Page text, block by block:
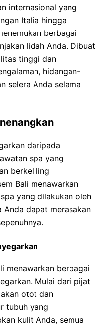
internasional yang
Italia hingga
berbagai
lidah Anda. Dibuat
tinggi dan
hidangan-
selera Anda selama
daripada
spa yang
berkeliling
Bali menawarkan
yang dilakukan oleh
Anda dapat merasakan
menawarkan berbagai
Mulai dari pijat
otot dan
tubuh yang
kulit Anda, semua